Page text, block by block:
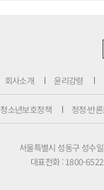
회사소개 윤리강령
청소년보호정책 정정·반
서울특별시 성동구 성수
대표전화 : 1800-6522